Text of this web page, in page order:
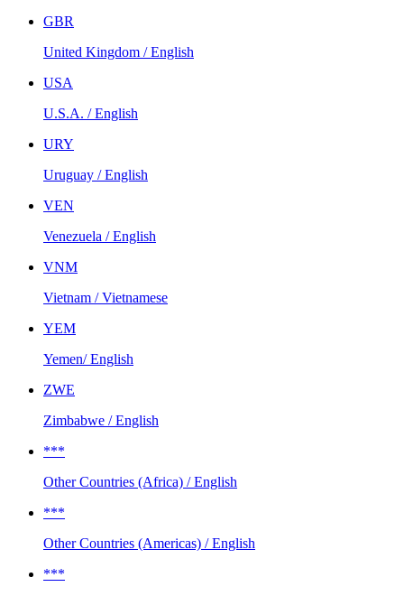
GBR
United Kingdom / English
USA
U.S.A. / English
URY
Uruguay / English
VEN
Venezuela / English
VNM
Vietnam / Vietnamese
YEM
Yemen/ English
ZWE
Zimbabwe / English
***
Other Countries (Africa) / English
***
Other Countries (Americas) / English
***